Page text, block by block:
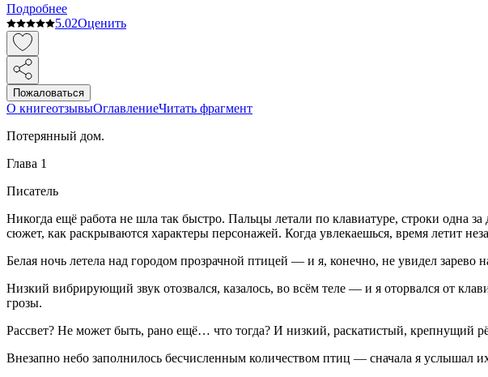
Подробнее
5.02Оценить
Пожаловаться
О книгеотзывыОглавлениеЧитать фрагмент
Потерянный дом.
Глава 1
Писатель
Никогда ещё работа не шла так быстро. Пальцы летали по клавиатуре, строки одна
сюжет, как раскрываются характеры персонажей. Когда увлекаешься, время летит
Белая ночь летела над городом прозрачной птицей — и я, конечно, не увидел зарево
Низкий вибрирующий звук отозвался, казалось, во всём теле — и я оторвался от
грозы.
Рассвет? Не может быть, рано ещё… что тогда? И низкий, раскатистый, крепнущий
Внезапно небо заполнилось бесчисленным количеством птиц — сначала я услышал